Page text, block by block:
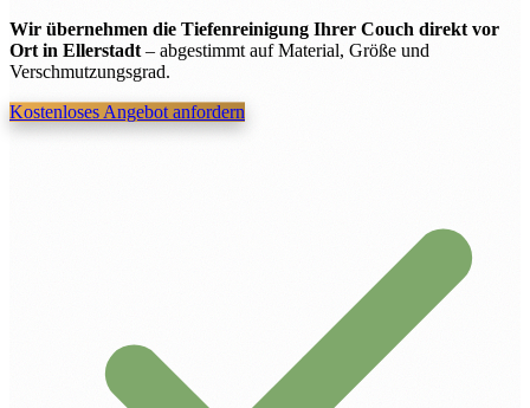
Wir übernehmen die Tiefenreinigung Ihrer Couch direkt vor
Ort in Ellerstadt– abgestimmt auf Material, Größe und
Verschmutzungsgrad.
Kostenloses Angebot anfordern